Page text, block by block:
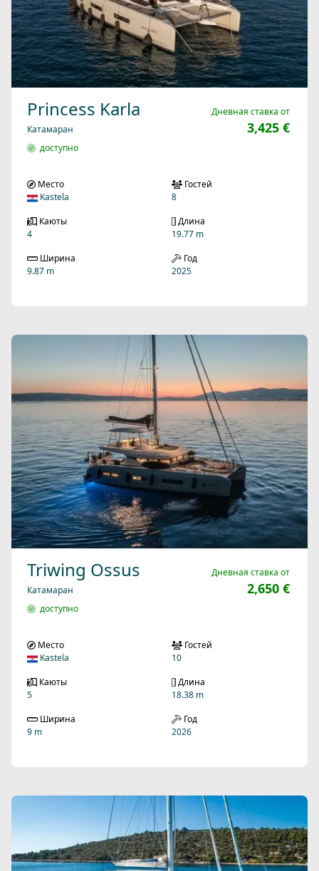
Princess Karla
Катамаран
доступно
Дневная ставка от
3,425 €
Место
Kastela
Гостей
8
Каюты
4
Длина
19.77 m
Ширина
9.87 m
Год
2025
Triwing Ossus
Катамаран
доступно
Дневная ставка от
2,650 €
Место
Kastela
Гостей
10
Каюты
5
Длина
18.38 m
Ширина
9 m
Год
2026